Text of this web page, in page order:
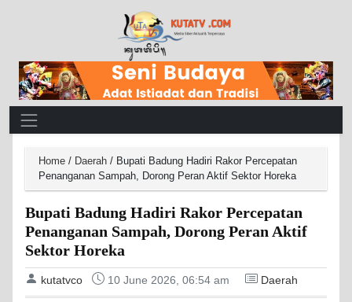
Main Navigation
Home / Daerah / Bupati Badung Hadiri Rakor Percepatan
Penanganan Sampah, Dorong Peran Aktif Sektor Horeka
Bupati Badung Hadiri Rakor Percepatan
Penanganan Sampah, Dorong Peran Aktif
Sektor Horeka
kutatvco 10 June 2026, 06:54 am Daerah